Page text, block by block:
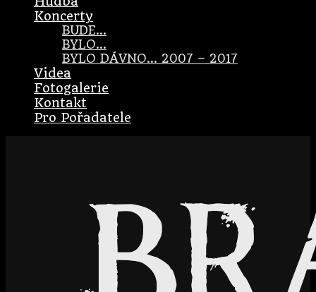
Koncerty
BUDE…
BYLO…
BYLO DÁVNO… 2007 – 2017
Videa
Fotogalerie
Kontakt
Pro Pořadatele